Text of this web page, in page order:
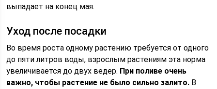
выпадает на конец мая.
Уход после посадки
Во время роста одному растению требуется от одного
до пяти литров воды, взрослым растениям эта норма
увеличивается до двух ведер. При поливе очень
важно, чтобы растение не было сильно залито. В